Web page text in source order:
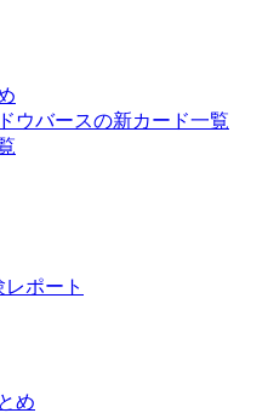
ウバースの新カード一覧
ポート
め